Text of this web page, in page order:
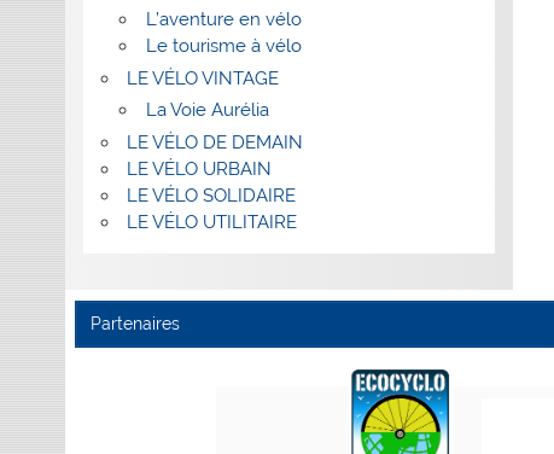
L’aventure en vélo
Le tourisme à vélo
LE VÉLO VINTAGE
La Voie Aurélia
LE VÉLO DE DEMAIN
LE VÉLO URBAIN
LE VÉLO SOLIDAIRE
LE VÉLO UTILITAIRE
Partenaires